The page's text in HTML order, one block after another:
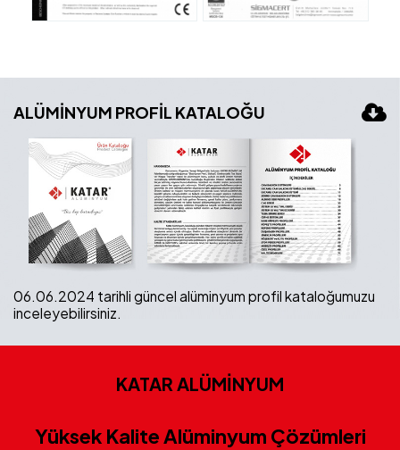
ALÜMİNYUM PROFİL KATALOĞU
06.06.2024 tarihli güncel alüminyum profil kataloğumuzu
inceleyebilirsiniz.
KATAR ALÜMİNYUM
Yüksek Kalite Alüminyum Çözümleri